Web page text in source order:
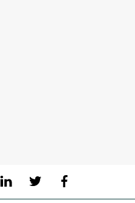
LinkedIn Twitter